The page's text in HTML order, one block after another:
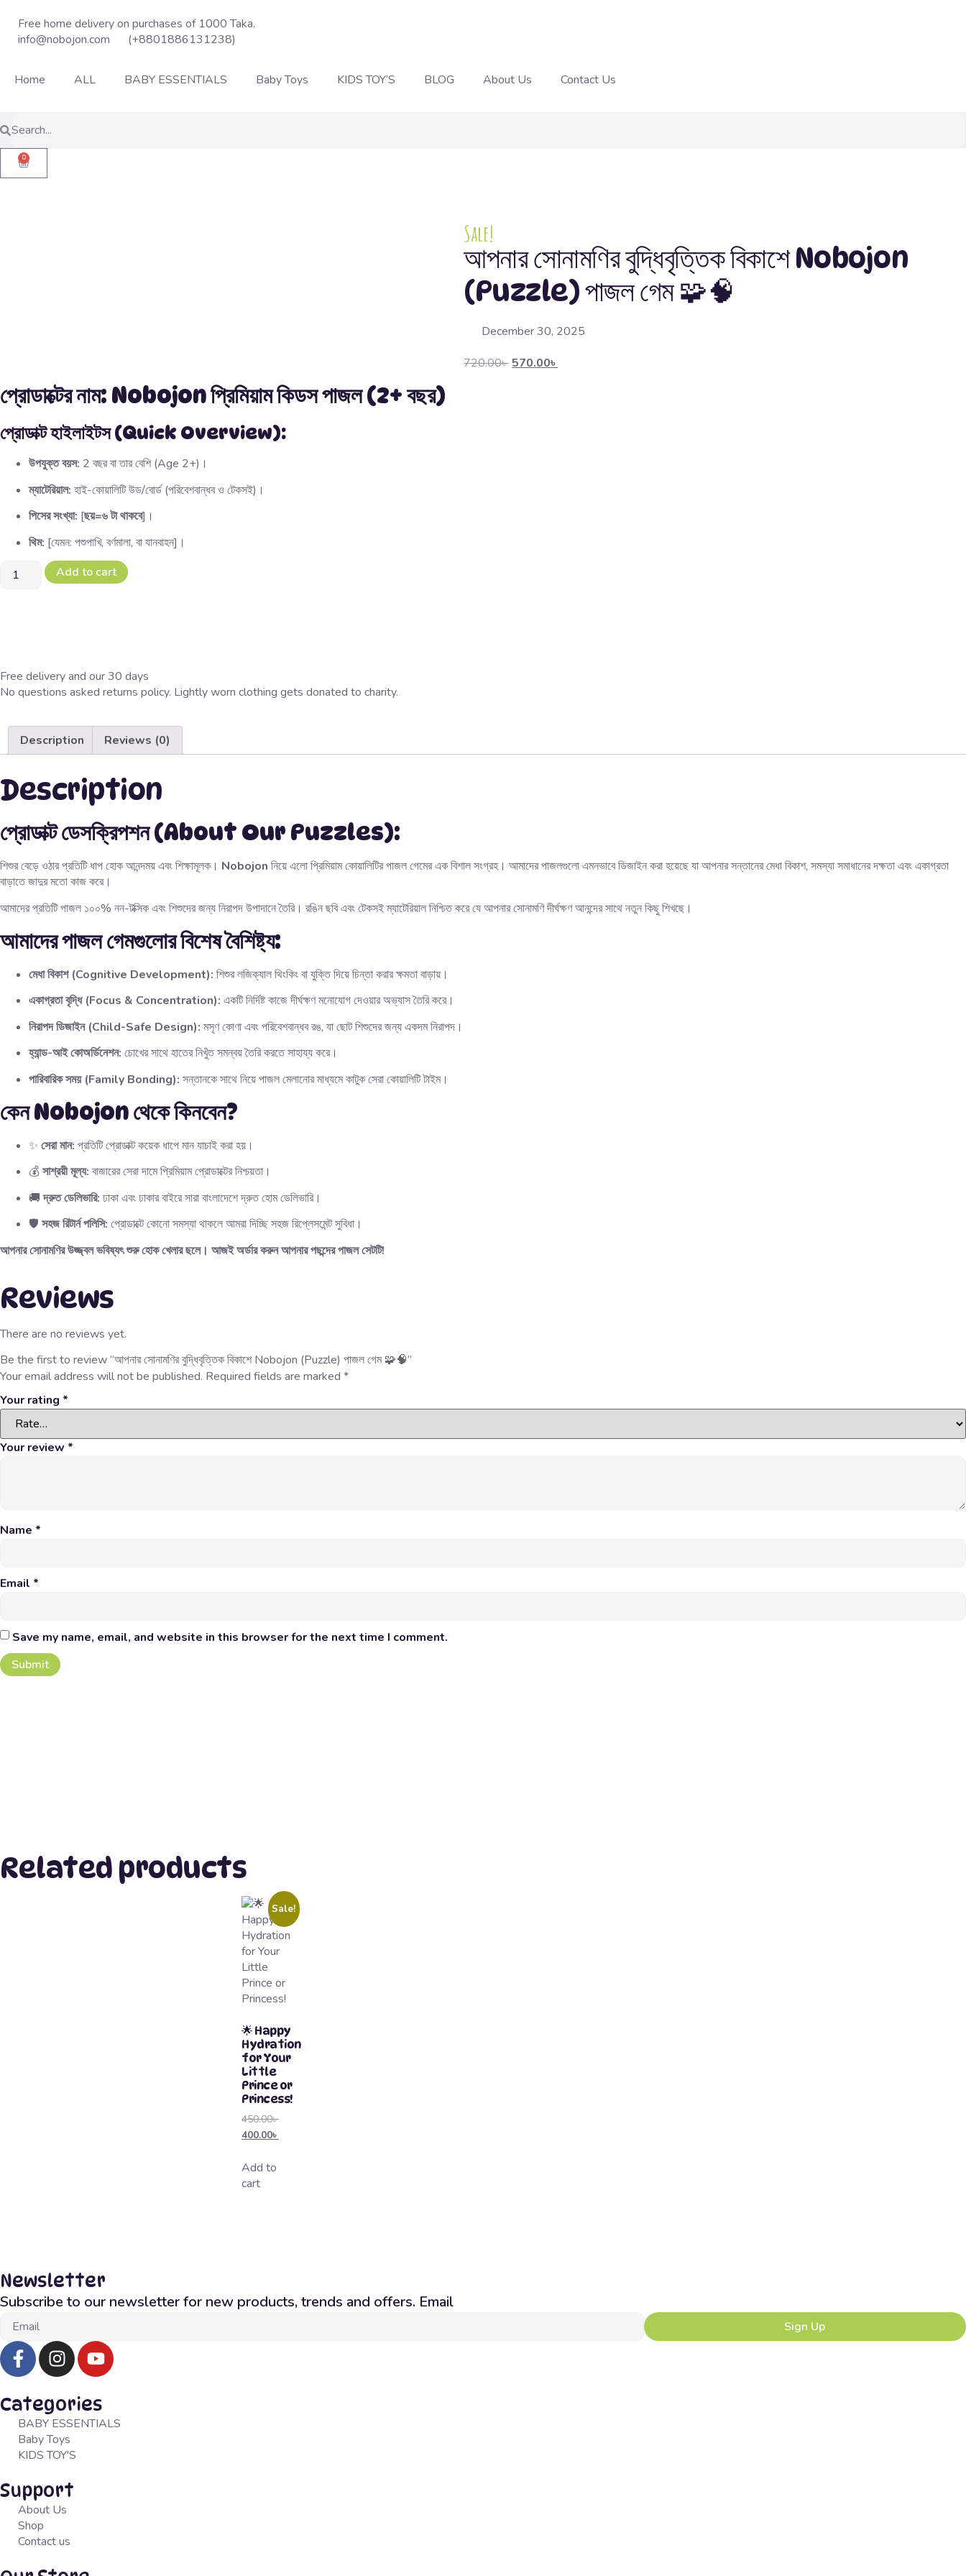
Free home delivery on purchases of 1000 Taka.
info@nobojon.com
(+8801886131238)
Home ALL BABY ESSENTIALS Baby Toys KIDS TOY’S BLOG About Us Contact Us
0
Sale!
আপনার সোনামণির বুদ্ধিবৃত্তিক বিকাশে Nobojon
(Puzzle) পাজল গেম 🧩🧠
December 30, 2025
720.00৳ 570.00৳
প্রোডাক্টের নাম: Nobojon প্রিমিয়াম কিডস পাজল (2+ বছর)
প্রোডাক্ট হাইলাইটস (Quick Overview):
উপযুক্ত বয়স: 2 বছর বা তার বেশি (Age 2+)।
ম্যাটেরিয়াল: হাই-কোয়ালিটি উড/বোর্ড (পরিবেশবান্ধব ও টেকসই)।
পিসের সংখ্যা: [ছয়=৬ টা থাকবে]।
থিম: [যেমন: পশুপাখি, বর্ণমালা, বা যানবাহন]।
Add to cart
Free delivery and our 30 days
No questions asked returns policy. Lightly worn clothing gets donated to charity.
Description Reviews (0)
Description
প্রোডাক্ট ডেসক্রিপশন (About Our Puzzles):
শিশুর বেড়ে ওঠার প্রতিটি ধাপ হোক আনন্দময় এবং শিক্ষামূলক। Nobojon নিয়ে এলো প্রিমিয়াম কোয়ালিটির পাজল গেমের এক বিশাল সংগ্রহ। আমাদের পাজলগুলো এমনভাবে ডিজাইন করা হয়েছে যা আপনার সন্তানের মেধা বিকাশ, সমস্যা সমাধানের দক্ষতা এবং একাগ্রতা
বাড়াতে জাদুর মতো কাজ করে।
আমাদের প্রতিটি পাজল ১০০% নন-টক্সিক এবং শিশুদের জন্য নিরাপদ উপাদানে তৈরি। রঙিন ছবি এবং টেকসই ম্যাটেরিয়াল নিশ্চিত করে যে আপনার সোনামণি দীর্ঘক্ষণ আনন্দের সাথে নতুন কিছু শিখছে।
আমাদের পাজল গেমগুলোর বিশেষ বৈশিষ্ট্য:
মেধা বিকাশ (Cognitive Development): শিশুর লজিক্যাল থিংকিং বা যুক্তি দিয়ে চিন্তা করার ক্ষমতা বাড়ায়।
একাগ্রতা বৃদ্ধি (Focus & Concentration): একটি নির্দিষ্ট কাজে দীর্ঘক্ষণ মনোযোগ দেওয়ার অভ্যাস তৈরি করে।
নিরাপদ ডিজাইন (Child-Safe Design): মসৃণ কোণা এবং পরিবেশবান্ধব রঙ, যা ছোট শিশুদের জন্য একদম নিরাপদ।
হ্যান্ড-আই কোঅর্ডিনেশন: চোখের সাথে হাতের নিখুঁত সমন্বয় তৈরি করতে সাহায্য করে।
পারিবারিক সময় (Family Bonding): সন্তানকে সাথে নিয়ে পাজল মেলানোর মাধ্যমে কাটুক সেরা কোয়ালিটি টাইম।
কেন Nobojon থেকে কিনবেন?
✨ সেরা মান: প্রতিটি প্রোডাক্ট কয়েক ধাপে মান যাচাই করা হয়।
💰সাশ্রয়ী মূল্য: বাজারের সেরা দামে প্রিমিয়াম প্রোডাক্টের নিশ্চয়তা।
🚚দ্রুত ডেলিভারি: ঢাকা এবং ঢাকার বাইরে সারা বাংলাদেশে দ্রুত হোম ডেলিভারি।
🛡️ সহজ রিটার্ন পলিসি: প্রোডাক্টে কোনো সমস্যা থাকলে আমরা দিচ্ছি সহজ রিপ্লেসমেন্ট সুবিধা।
আপনার সোনামণির উজ্জ্বল ভবিষ্যৎ শুরু হোক খেলার ছলে। আজই অর্ডার করুন আপনার পছন্দের পাজল সেটটি!
Reviews
There are no reviews yet.
Be the first to review “আপনার সোনামণির বুদ্ধিবৃত্তিক বিকাশে Nobojon (Puzzle) পাজল গেম 🧩🧠”
Your email address will not be published. Required fields are marked *
Your rating *
Your review *
Name *
Email *
Save my name, email, and website in this browser for the next time I comment.
Related products
Sale!
🌟 Happy
Hydration
for Your
Little
Prince or
Princess!
450.00৳
400.00৳
Add to
cart
Newsletter
Subscribe to our newsletter for new products, trends and offers. Email
Sign Up
Categories
BABY ESSENTIALS
Baby Toys
KIDS TOY'S
Support
About Us
Shop
Contact us